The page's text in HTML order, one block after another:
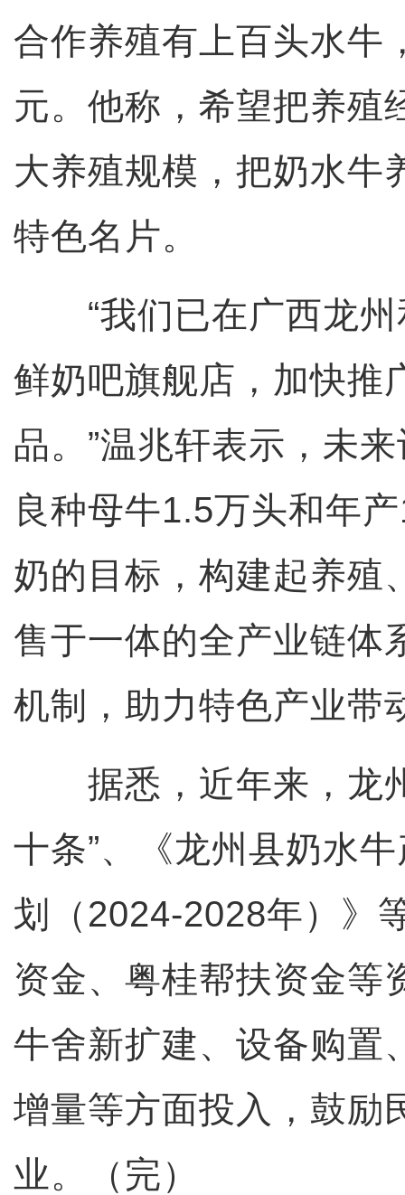
合作养殖有上百头水牛
元。他称，希望把养殖
大养殖规模，把奶水牛
特色名片。
“我们已在广西龙州
鲜奶吧旗舰店，加快推
品。”温兆轩表示，未
良种母牛1.5万头和年
奶的目标，构建起养殖
售于一体的全产业链体
机制，助力特色产业带
据悉，近年来，龙
十条”、《龙州县奶水
划（2024-2028年）》
资金、粤桂帮扶资金等
牛舍新扩建、设备购置
增量等方面投入，鼓励
业。（完）